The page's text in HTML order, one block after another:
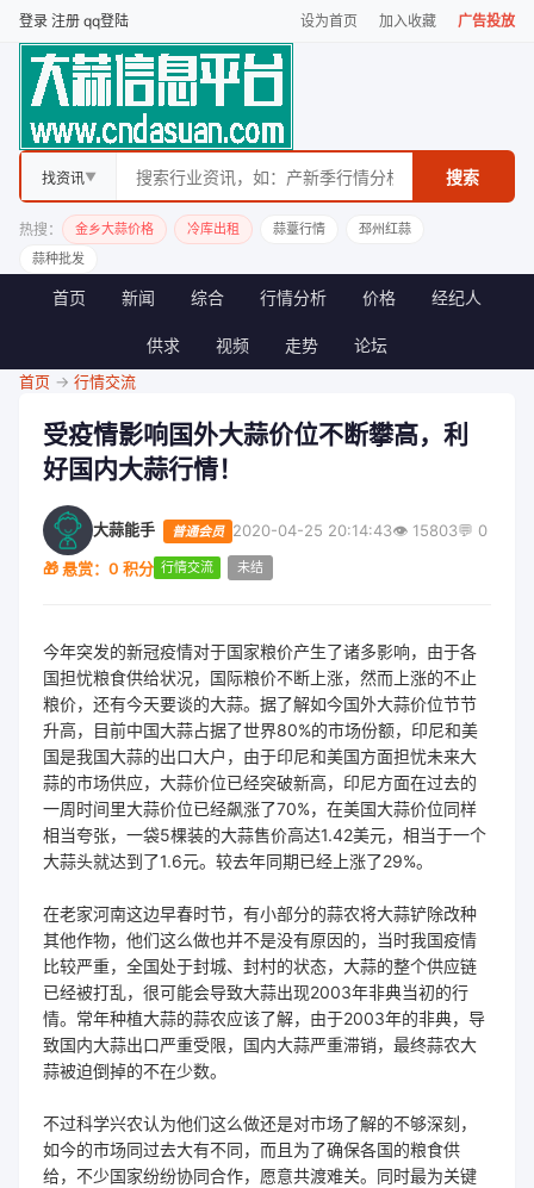
登录 注册 qq登陆 设为首页 加入收藏 广告投放
找资讯▼ 搜索
热搜： 金乡大蒜价格 冷库出租 蒜薹行情
邳州红蒜
蒜种批发
首页 新闻 综合 行情分析 价格 经纪人
供求 视频 走势 论坛
首页 -> 行情交流
受疫情影响国外大蒜价位不断攀高，利
好国内大蒜行情！
大蒜能手 普通会员 2020-04-25 20:14:43👁️ 15803💬 0
🎁 悬赏：0 积分 行情交流 未结
今年突发的新冠疫情对于国家粮价产生了诸多影响，由于各
国担忧粮食供给状况，国际粮价不断上涨，然而上涨的不止
粮价，还有今天要谈的大蒜。据了解如今国外大蒜价位节节
升高，目前中国大蒜占据了世界80%的市场份额，印尼和美
国是我国大蒜的出口大户，由于印尼和美国方面担忧未来大
蒜的市场供应，大蒜价位已经突破新高，印尼方面在过去的
一周时间里大蒜价位已经飙涨了70%，在美国大蒜价位同样
相当夸张，一袋5棵装的大蒜售价高达1.42美元，相当于一个
大蒜头就达到了1.6元。较去年同期已经上涨了29%。
在老家河南这边早春时节，有小部分的蒜农将大蒜铲除改种
其他作物，他们这么做也并不是没有原因的，当时我国疫情
比较严重，全国处于封城、封村的状态，大蒜的整个供应链
已经被打乱，很可能会导致大蒜出现2003年非典当初的行
情。常年种植大蒜的蒜农应该了解，由于2003年的非典，导
致国内大蒜出口严重受限，国内大蒜严重滞销，最终蒜农大
蒜被迫倒掉的不在少数。
不过科学兴农认为他们这么做还是对市场了解的不够深刻，
如今的市场同过去大有不同，而且为了确保各国的粮食供
给，不少国家纷纷协同合作，愿意共渡难关。同时最为关键